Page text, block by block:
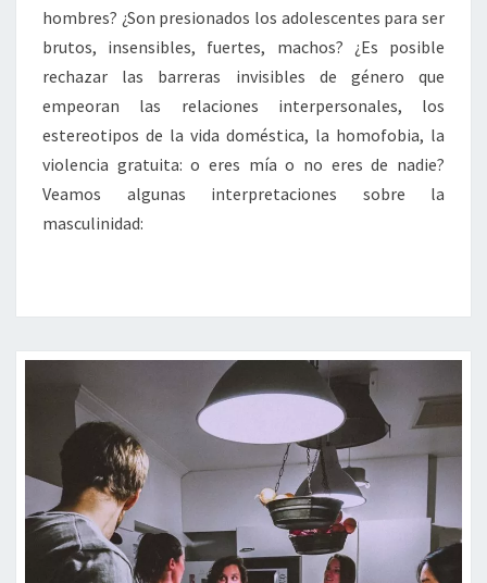
hombres? ¿Son presionados los adolescentes para ser
brutos, insensibles, fuertes, machos? ¿Es posible
rechazar las barreras invisibles de género que
empeoran las relaciones interpersonales, los
estereotipos de la vida doméstica, la homofobia, la
violencia gratuita: o eres mía o no eres de nadie?
Veamos algunas interpretaciones sobre la
masculinidad: